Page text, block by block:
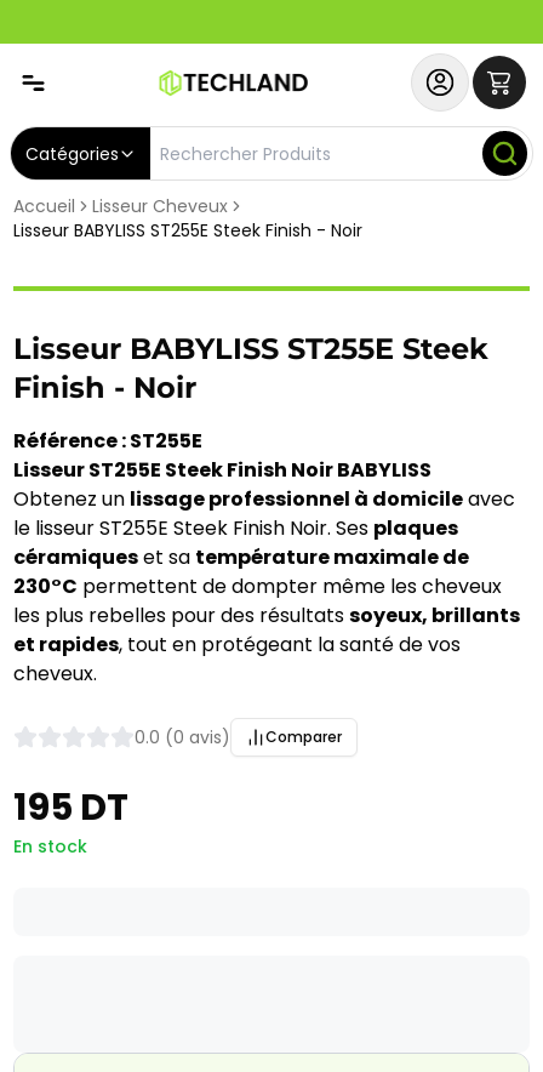
Catégories
Accueil
Lisseur Cheveux
Lisseur BABYLISS ST255E Steek Finish - Noir
Lisseur BABYLISS ST255E Steek
Finish - Noir
Référence : ST255E
Lisseur ST255E Steek Finish Noir BABYLISS
Obtenez un lissage professionnel à domicileavec
le lisseur ST255E Steek Finish Noir. Ses plaques
céramiqueset sa température maximale de
230°C permettent de dompter même les cheveux
les plus rebelles pour des résultatssoyeux, brillants
et rapides, tout en protégeant la santé de vos
cheveux.
0.0 (0 avis) Comparer
195 DT
En stock